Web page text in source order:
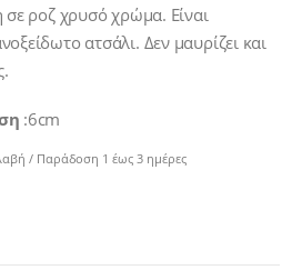
ροζ χρυσό χρώμα. Είναι
ατσάλι. Δεν μαυρίζει και
:6cm
/ Παράδoση 1 έως 3 ημέρες